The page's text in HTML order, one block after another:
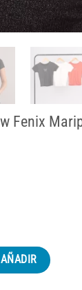
Fenix
AÑADIR